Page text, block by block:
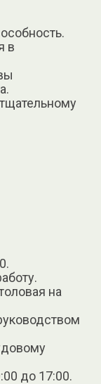
в
на
до 17:00.